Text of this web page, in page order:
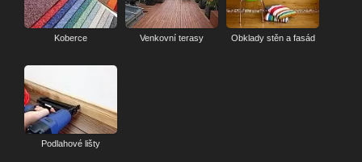
Koberce Venkovní terasy Obklady stěn a fasád
Podlahové lišty